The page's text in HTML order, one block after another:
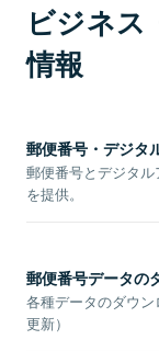
ビジネス
情報
郵便番号・デジタ
郵便番号とデジタ
を提供。
郵便番号データの
各種データのダウ
更新）